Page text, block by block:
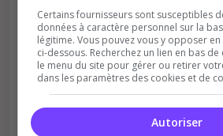
Soutient la
Plus de visibilité = plus
Certains fournisseurs sont susceptibles
données à caractère personnel sur la
légitime. Vous pouvez vous y opposer
ci-dessous. Recherchez un lien en bas
le menu du site pour gérer ou retirer
dans les paramètres des cookies et de
Autoriser